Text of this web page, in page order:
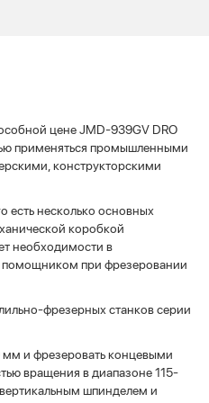
цене JMD-939GV DRO
применяться промышленными
конструкторскими
есть несколько основных
коробкой
необходимости в
помощником при фрезеровании
фрезерных станков серии
мм и фрезеровать концевыми
вращения в диапазоне 115-
шпинделем и